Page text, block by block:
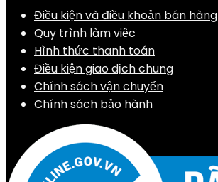
Điều kiện và điều khoản bán hàng
Quy trình làm việc
Hình thức thanh toán
Điều kiện giao dịch chung
Chính sách vận chuyển
Chính sách bảo hành